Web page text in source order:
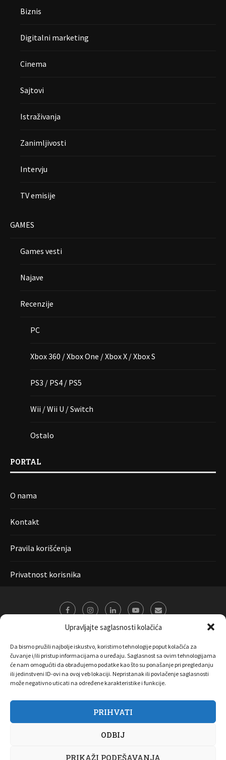
Upravljajte saglasnosti kolačića
Da bismo pružili najbolje iskustvo, koristimo tehnologije poput kolačića za
čuvanje i/ili pristup informacijama o uređaju. Saglasnost sa ovim tehnologijama
će nam omogućiti da obrađujemo podatke kao što su ponašanje pri pregledanju
ili jedinstveni ID-ovi na ovoj veb lokaciji. Nepristanak ili povlačenje saglasnosti
može negativno uticati na određene karakteristike i funkcije.
PRIHVATI
ODBIJ
PRIKAŽI PODEŠAVANJA
Biznis
Digitalni marketing
Cinema
Sajtovi
Istraživanja
Zanimljivosti
Intervju
TV emisije
GAMES
Games vesti
Najave
Recenzije
PC
Xbox 360 / Xbox One / Xbox X / Xbox S
PS3 / PS4 / PS5
Wii / Wii U / Switch
Ostalo
PORTAL
O nama
Kontakt
Pravila korišćenja
Privatnost korisnika
O nama Marketing Kontakt FAQ
Privatnost korisnika
Pravila korišćenja